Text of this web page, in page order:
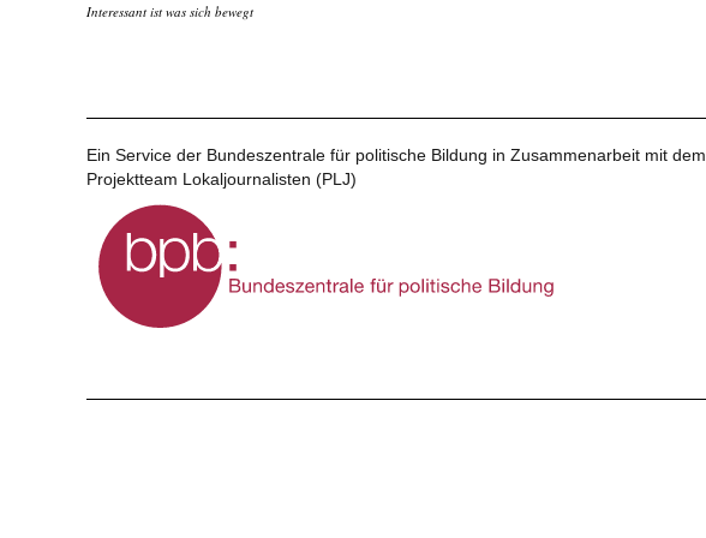
Interessant ist was sich bewegt
Ein Service der Bundeszentrale für politische Bildung in Zusammenarbeit mit dem
Projektteam Lokaljournalisten (PLJ)